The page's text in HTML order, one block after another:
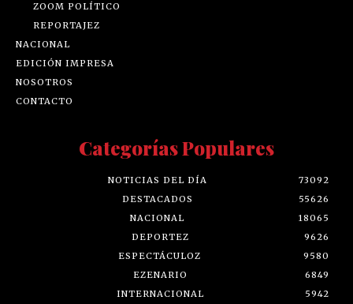
ZOOM POLÍTICO
REPORTAJEZ
NACIONAL
EDICIÓN IMPRESA
NOSOTROS
CONTACTO
Categorías Populares
NOTICIAS DEL DÍA
73092
DESTACADOS
55626
NACIONAL
18065
DEPORTEZ
9626
ESPECTÁCULOZ
9580
EZENARIO
6849
INTERNACIONAL
5942